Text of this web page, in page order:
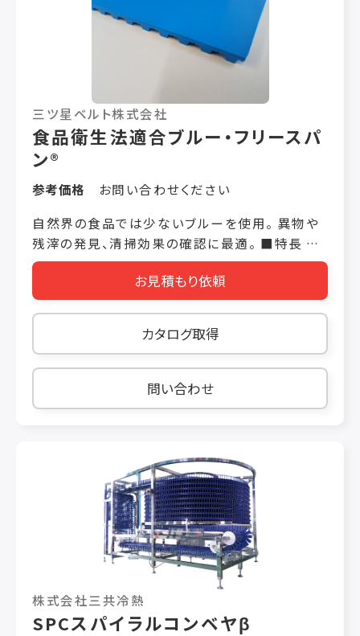
三ツ星ベルト株式会社
食品衛生法適合ブルー・フリースパ
ン®
参考価格
お問い合わせください
自然界の食品では少ないブルーを使用。 異物や
残滓の発見、清掃効果の確認に最適。 ■特長 改
正食品衛生法（ポジティブリスト）に適合します。
抗菌性（JIS Z2801) 食中毒の原因菌である黄
色ブドウ状球菌、大腸菌に対して抑制効果があり
ます。 防かび性（JIS Z2911 A法） ５種類の混
合かびに対して効果があります。 耐湿熱性 水
などが付着するラインにも適用できます。 ■用途
食品の裸搬送および包装品などの搬送用途に最
適です。 ■注意事項 現行のアラミド心線：
す。経過措置の適合となります。
お見積もり依頼
カタログ取得
問い合わせ
株式会社三共冷熱
SPCスパイラルコンベヤβ